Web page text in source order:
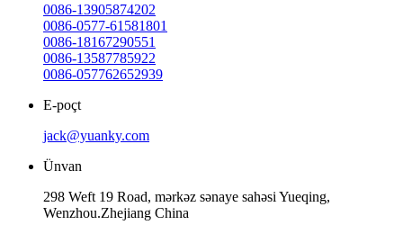
0086-13905874202
0086-0577-61581801
0086-18167290551
0086-13587785922
0086-057762652939
E-poçt
jack@yuanky.com
Ünvan
298 Weft 19 Road, mərkəz sənaye sahəsi Yueqing,
Wenzhou.Zhejiang China